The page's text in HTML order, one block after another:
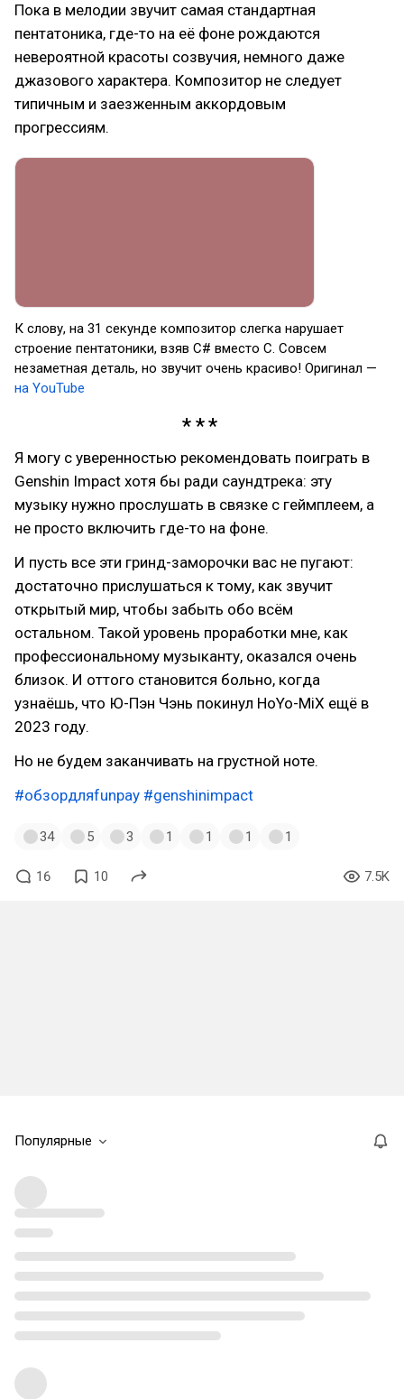
Пока в мелодии звучит самая стандартная
пентатоника, где-то на её фоне рождаются
невероятной красоты созвучия, немного даже
джазового характера. Композитор не следует
типичным и заезженным аккордовым
прогрессиям.
К слову, на 31 секунде композитор слегка нарушает
строение пентатоники, взяв C# вместо C. Совсем
незаметная деталь, но звучит очень красиво! Оригинал —
на YouTube
Я могу с уверенностью рекомендовать поиграть в
Genshin Impact хотя бы ради саундтрека: эту
музыку нужно прослушать в связке с геймплеем, а
не просто включить где-то на фоне.
И пусть все эти гринд-заморочки вас не пугают:
достаточно прислушаться к тому, как звучит
открытый мир, чтобы забыть обо всём
остальном. Такой уровень проработки мне, как
профессиональному музыканту, оказался очень
близок. И оттого становится больно, когда
узнаёшь, что Ю-Пэн Чэнь покинул HoYo-MiX ещё в
2023 году.
Но не будем заканчивать на грустной ноте.
#обзордляfunpay #genshinimpact
34 5 3 1 1 1 1
16 10 7.5K
Популярные